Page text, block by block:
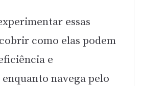
essas
como elas podem
e
navega pelo